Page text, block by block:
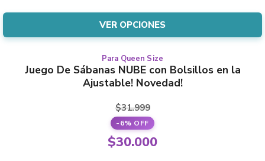
$22.400.
price
is:
$19.500.
VER OPCIONES
may
be
chosen
on
the
product
page
Para Queen Size
Juego De Sábanas NUBE con Bolsillos en la
Ajustable! Novedad!
$31.999
-6% OFF
Original
price
$30.000
This
product
has
multiple
variants.
The
options